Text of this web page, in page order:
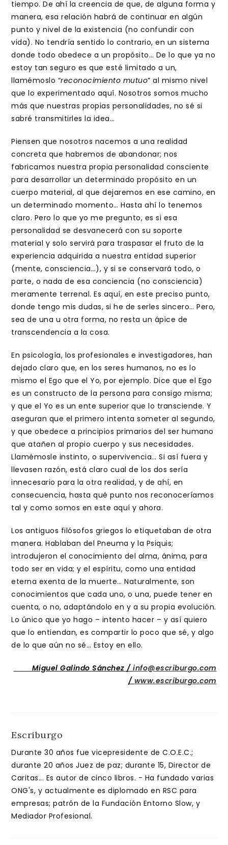
tiempo. De ahí la creencia de que, de alguna forma y
manera, esa relación habrá de continuar en algún
punto y nivel de la existencia (no confundir con
vida). No tendría sentido lo contrario, en un sistema
donde todo obedece a un propósito… De lo que ya no
estoy tan seguro es que esté limitado a un,
llamémoslo “reconocimiento mutuo” al mismo nivel
que lo experimentado aquí. Nosotros somos mucho
más que nuestras propias personalidades, no sé si
sabré transmitirles la idea…
Piensen que nosotros nacemos a una realidad
concreta que habremos de abandonar; nos
fabricamos nuestra propia personalidad consciente
para desarrollar un determinado propósito en un
cuerpo material, al que dejaremos en ese camino, en
un determinado momento… Hasta ahí lo tenemos
claro. Pero lo que yo me pregunto, es si esa
personalidad se desvanecerá con su soporte
material y solo servirá para traspasar el fruto de la
experiencia adquirida a nuestra entidad superior
(mente, consciencia…), y si se conservará todo, o
parte, o nada de esa conciencia (no consciencia)
meramente terrenal. Es aquí, en este preciso punto,
donde tengo mis dudas, si he de serles sincero… Pero,
sea de una u otra forma, no resta un ápice de
transcendencia a la cosa.
En psicología, los profesionales e investigadores, han
dejado claro que, en los seres humanos, no es lo
mismo el Ego que el Yo, por ejemplo. Dice que el Ego
es un constructo de la persona para consigo misma;
y que el Yo es un ente superior que lo transciende. Y
aseguran que el primero intenta someter al segundo,
y que obedece a principios primarios del ser humano
que atañen al propio cuerpo y sus necesidades.
Llamémosle instinto, o supervivencia… Si así fuera y
llevasen razón, está claro cual de los dos sería
innecesario para la otra realidad, y de ahí, en
consecuencia, hasta qué punto nos reconoceríamos
tal y como somos en este aquí y ahora.
Los antiguos filósofos griegos lo etiquetaban de otra
manera. Hablaban del Pneuma y la Psiquis;
introdujeron el conocimiento del alma, ánima, para
todo ser en vida; y el espíritu, como una entidad
eterna exenta de la muerte… Naturalmente, son
conocimientos que cada uno, o una, puede tener en
cuenta, o no, adaptándolo en y a su propia evolución.
Lo único que yo hago – intento hacer – y así quiero
que lo entiendan, es compartir lo poco que sé, y algo
de lo que aún no sé… Estoy en ello.
Miguel Galindo Sánchez /info@escriburgo.com
/ www.escriburgo.com
Escriburgo
Durante 30 años fue vicepresidente de C.O.E.C.;
durante 20 años Juez de paz; durante 15, Director de
Caritas... Es autor de cinco libros. - Ha fundado varias
ONG's, y actualmente es diplomado en RSC para
empresas; patrón de la Fundación Entorno Slow, y
Mediador Profesional.